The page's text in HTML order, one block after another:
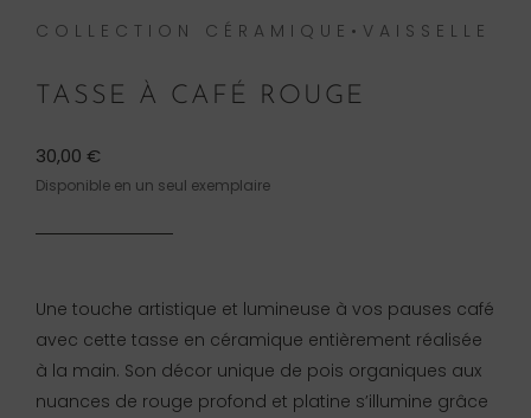
COLLECTION CÉRAMIQUE•VAISSELLE
TASSE À CAFÉ ROUGE
30,00 €
Disponible en un seul exemplaire
Une touche artistique et lumineuse à vos pauses café
avec cette tasse en céramique entièrement réalisée
à la main. Son décor unique de pois organiques aux
nuances de rouge profond et platine s’illumine grâce